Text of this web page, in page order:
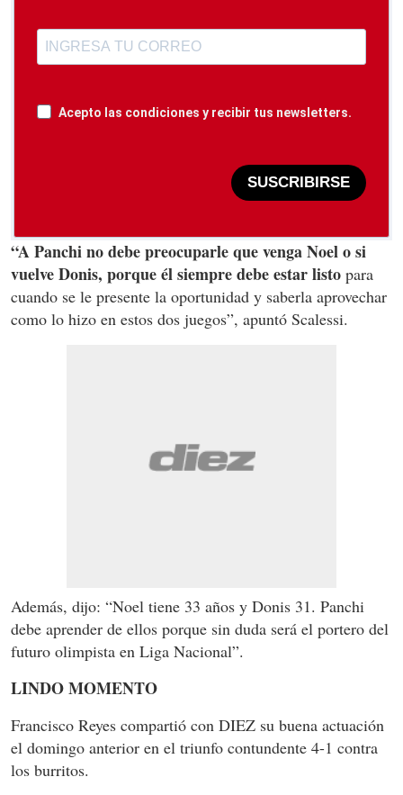
Acepto las condiciones y recibir tus newsletters.
SUSCRIBIRSE
“A Panchi no debe preocuparle que venga Noel o si
vuelve Donis, porque él siempre debe estar listo para
cuando se le presente la oportunidad y saberla aprovechar
como lo hizo en estos dos juegos”, apuntó Scalessi.
Además, dijo: “Noel tiene 33 años y Donis 31. Panchi
debe aprender de ellos porque sin duda será el portero del
futuro olimpista en Liga Nacional”.
LINDO MOMENTO
Francisco Reyes compartió con DIEZ su buena actuación
el domingo anterior en el triunfo contundente 4-1 contra
los burritos.